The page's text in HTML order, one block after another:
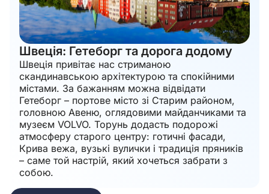
Швеція: Гетеборг та дорога додому
Швеція привітає нас стриманою
скандинавською архітектурою та спокійними
містами. За бажанням можна відвідати
Гетеборг – портове місто зі Старим районом,
головною Авеню, оглядовими майданчиками та
музеєм VOLVO. Торунь додасть подорожі
атмосферу старого центру: готичні фасади,
Крива вежа, вузькі вулички і традиція пряників
– саме той настрій, який хочеться забрати з
собою.